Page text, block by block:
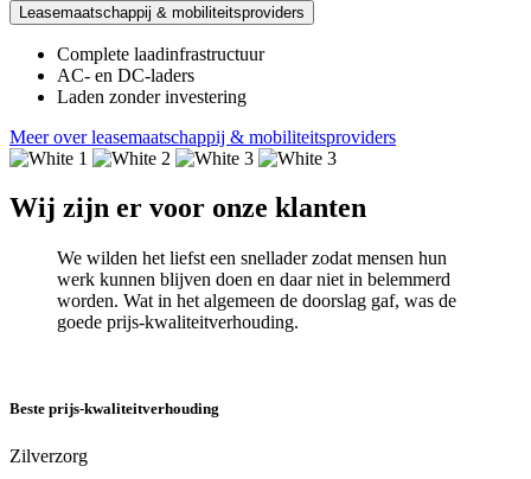
Leasemaatschappij & mobiliteitsproviders
Complete laadinfrastructuur
AC- en DC-laders
Laden zonder investering
Meer over leasemaatschappij & mobiliteitsproviders
Wij zijn er voor onze klanten
We wilden het liefst een snellader zodat mensen hun
werk kunnen blijven doen en daar niet in belemmerd
worden. Wat in het algemeen de doorslag gaf, was de
goede prijs-kwaliteitverhouding.
Beste prijs-kwaliteitverhouding
Zilverzorg